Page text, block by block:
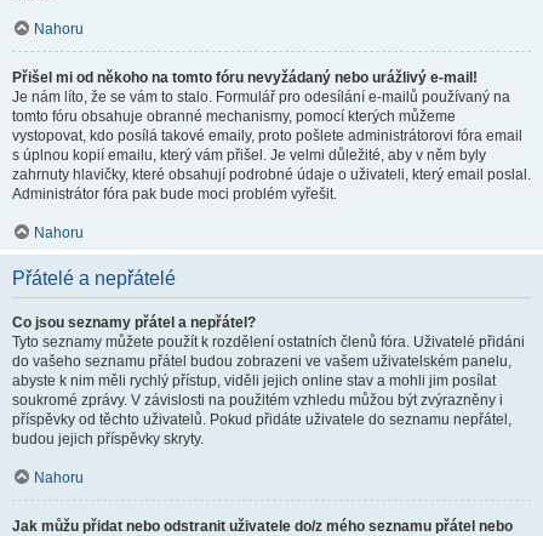
Nahoru
Přišel mi od někoho na tomto fóru nevyžádaný nebo urážlivý e-mail!
Je nám líto, že se vám to stalo. Formulář pro odesílání e-mailů používaný na
tomto fóru obsahuje obranné mechanismy, pomocí kterých můžeme
vystopovat, kdo posílá takové emaily, proto pošlete administrátorovi fóra email
s úplnou kopií emailu, který vám přišel. Je velmi důležité, aby v něm byly
zahrnuty hlavičky, které obsahují podrobné údaje o uživateli, který email poslal.
Administrátor fóra pak bude moci problém vyřešit.
Nahoru
Přátelé a nepřátelé
Co jsou seznamy přátel a nepřátel?
Tyto seznamy můžete použít k rozdělení ostatních členů fóra. Uživatelé přidáni
do vašeho seznamu přátel budou zobrazeni ve vašem uživatelském panelu,
abyste k nim měli rychlý přístup, viděli jejich online stav a mohli jim posílat
soukromé zprávy. V závislosti na použitém vzhledu můžou být zvýrazněny i
příspěvky od těchto uživatelů. Pokud přidáte uživatele do seznamu nepřátel,
budou jejich příspěvky skryty.
Nahoru
Jak můžu přidat nebo odstranit uživatele do/z mého seznamu přátel nebo